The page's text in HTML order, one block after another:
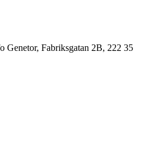
Genetor, Fabriksgatan 2B, 222 35